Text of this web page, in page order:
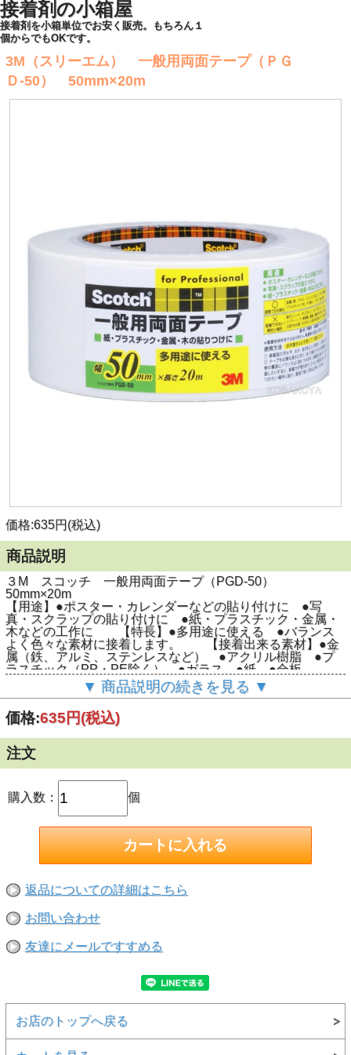
接着剤の小箱屋
接着剤を小箱単位でお安く販売。もちろん１
個からでもOKです。
3M（スリーエム） 一般用両面テープ（ＰＧ
Ｄ-50） 50mm×20m
価格:635円(税込)
商品説明
３M スコッチ 一般用両面テープ（PGD-50）
50mm×20m
【用途】●ポスター・カレンダーなどの貼り付けに ●写
真・スクラップの貼り付けに ●紙・プラスチック・金属・
木などの工作に 【特長】●多用途に使える ●バランス
よく色々な素材に接着します。 【接着出来る素材】●金
属（鉄、アルミ、ステンレスなど） ●アクリル樹脂 ●プ
ラスチック（PP・PE除く） ●ガラス ●紙 ●合板
【接着出来ない素材と場所】●塩化ビニール ●ポリエチレ
ン・ポリプロピレン ●ゴム ●シリコーン ●フッ素樹脂
●壁紙 ●塗装のはがれている面 ●凹凸のある面 ●ざらざ
らした面 ●常に浸水している所 ●球体 【注意】重量
▼ 商品説明の続きを見る ▼
価格:635円(税込)
注文
購入数： 個
返品についての詳細はこちら
お問い合わせ
友達にメールですすめる
お店のトップへ戻る